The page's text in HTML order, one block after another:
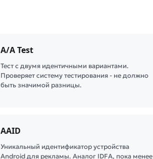
A/A Test
Тест с двумя идентичными вариантами.
Проверяет систему тестирования - не должно
быть значимой разницы.
AAID
Уникальный идентификатор устройства
Android для рекламы. Аналог IDFA, пока менее